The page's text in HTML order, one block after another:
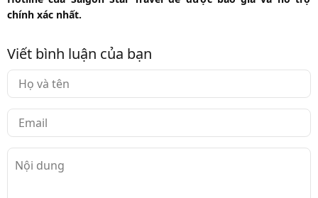
chính xác nhất.
Viết bình luận của bạn